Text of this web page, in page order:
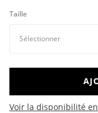
Taille
Voir la disponibilité